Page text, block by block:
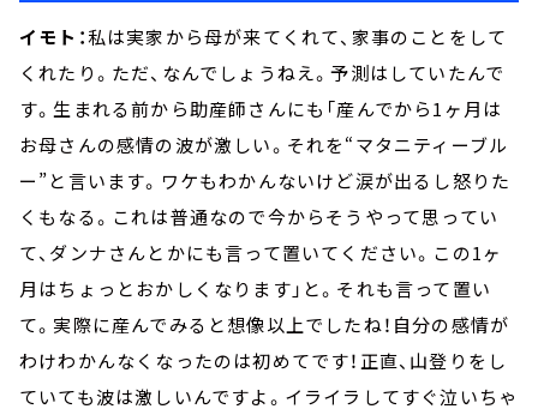
イモト：私は実家から母が来てくれて、家事のことをして
くれたり。ただ、なんでしょうねえ。予測はしていたんで
す。生まれる前から助産師さんにも「産んでから1ヶ月は
お母さんの感情の波が激しい。それを“マタニティーブル
ー”と言います。ワケもわかんないけど涙が出るし怒りた
くもなる。これは普通なので今からそうやって思ってい
て、ダンナさんとかにも言って置いてください。この1ヶ
月はちょっとおかしくなります」と。それも言って置い
て。実際に産んでみると想像以上でしたね！自分の感情が
わけわかんなくなったのは初めてです！正直、山登りをし
ていても波は激しいんですよ。イライラしてすぐ泣いちゃ